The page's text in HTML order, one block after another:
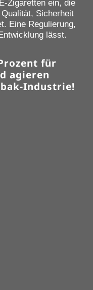
Zigaretten ein, die
Sicherheit
Eine Regulierung,
lässt.
für
agieren
Industrie!